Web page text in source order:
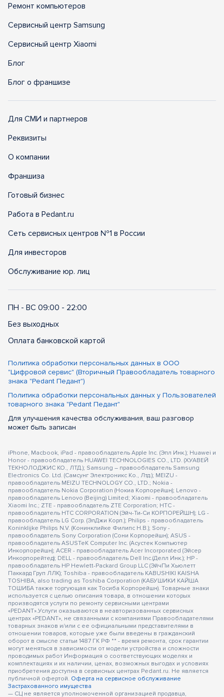
Ремонт компьютеров
Сервисный центр Samsung
Сервисный центр Xiaomi
Блог
Блог о франшизе
Для СМИ и партнеров
Реквизиты
О компании
Франшиза
Готовый бизнес
Работа в Pedant.ru
Сеть сервисных центров №1 в России
Для инвесторов
Обслуживание юр. лиц
ПН - ВС 09:00 - 22:00
Без выходных
Оплата банковской картой
Политика обработки персональных данных в ООО
"Цифровой сервис" (Вторичный Правообладатель товарного
знака "Pedant Педант")
Политика обработки персональных данных у Пользователей
товарного знака "Pedant Педант"
Для улучшения качества обслуживания, ваш разговор
может быть записан
iPhone, Macbook, iPad - правообладатель Apple Inc. (Эпл Инк.); Huawei и
Honor - правообладатель HUAWEI TECHNOLOGIES CO., LTD. (ХУАВЕЙ
ТЕКНОЛОДЖИС КО., ЛТД.); Samsung – правообладатель Samsung
Electronics Co. Ltd. (Самсунг Электроникс Ко., Лтд.); MEIZU -
правообладатель MEIZU TECHNOLOGY CO., LTD.; Nokia -
правообладатель Nokia Corporation (Нокиа Корпорейшн); Lenovo -
правообладатель Lenovo (Beijing) Limited; Xiaomi - правообладатель
Xiaomi Inc.; ZTE - правообладатель ZTE Corporation; HTC -
правообладатель HTC CORPORATION (Эйч-Ти-Си КОРПОРЕЙШН); LG -
правообладатель LG Corp. (ЭлДжи Корп.); Philips - правообладатель
Koninklijke Philips N.V. (Конинклийке Филипс Н.В.); Sony -
правообладатель Sony Corporation (Сони Корпорейшн); ASUS -
правообладатель ASUSTeK Computer Inc. (Асустек Компьютер
Инкорпорейшн); ACER - правообладатель Acer Incorporated (Эйсер
Инкорпорейтед); DELL - правообладатель Dell Inc.(Делл Инк.); HP -
правообладатель HP Hewlett-Packard Group LLC (ЭйчПи Хьюлетт
Паккард Груп ЛЛК); Toshiba - правообладатель KABUSHIKI KAISHA
TOSHIBA, also trading as Toshiba Corporation (КАБУШИКИ КАЙША
ТОШИБА также торгующая как Тосиба Корпорейшн). Товарные знаки
используется с целью описания товара, в отношении которых
производятся услуги по ремонту сервисными центрами
«PEDANT».Услуги оказываются в неавторизованных сервисных
центрах «PEDANT», не связанными с компаниями Правообладателями
товарных знаков и/или с ее официальными представителями в
отношении товаров, которые уже были введены в гражданский
оборот в смысле статьи 1487 ГК РФ ** - время ремонта, срок гарантии
могут меняться в зависимости от модели устройства и сложности
проводимых работ Информация о соответствующих моделях и
комплектациях и их наличии, ценах, возможных выгодах и условиях
приобретения доступна в сервисных центрах Pedant.ru. Не является
публичной офертой. Оферта на сервисное обслуживание
Застрахованного имущества
— СЦ не является уполномоченной организацией продавца,